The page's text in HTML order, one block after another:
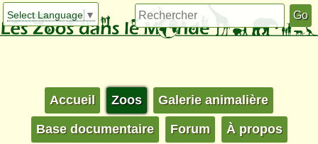
Select Language ▼
Accueil Zoos Galerie animalière
Base documentaire Forum À propos